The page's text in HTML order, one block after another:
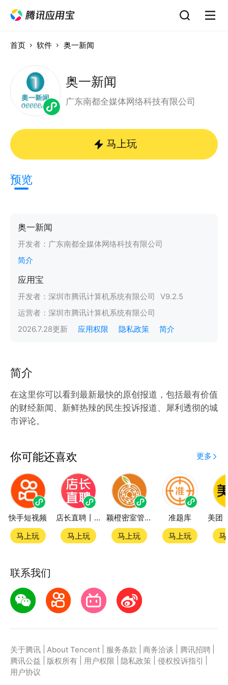
首页 软件 奥一新闻
奥一新闻
广东南都全媒体网络科技有限公司
马上玩
预览
奥一新闻
开发者： 广东南都全媒体网络科技有限公司
简介
应用宝
开发者： 深圳市腾讯计算机系统有限公司 V9.2.5
运营者： 深圳市腾讯计算机系统有限公司
2026.7.28更新 应用权限 隐私政策 简介
简介
在这里你可以看到最新最快的原创报道，包括最有价值
的财经新闻、新鲜热辣的民生投诉报道、犀利透彻的城
市评论。
你可能还喜欢 更多
快手短视频
马上玩
店长直聘丨求职招聘找工作
马上玩
颖橙密室管家SmartOrange
马上玩
准题库
马上玩
联系我们
关于腾讯 About Tencent 服务条款 商务洽谈 腾讯招聘
腾讯公益
版权所有 用户权限 隐私政策 侵权投诉指引
用户协议